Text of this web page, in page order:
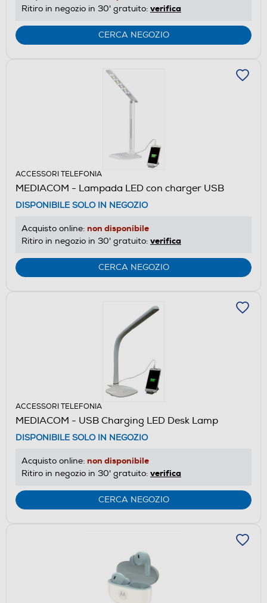
Ritiro in negozio in 30' gratuito: verifica
CERCA NEGOZIO
ACCESSORI TELEFONIA
MEDIACOM - Lampada LED con charger USB
DISPONIBILE SOLO IN NEGOZIO
Acquisto online: non disponibile
Ritiro in negozio in 30' gratuito: verifica
CERCA NEGOZIO
ACCESSORI TELEFONIA
MEDIACOM - USB Charging LED Desk Lamp
DISPONIBILE SOLO IN NEGOZIO
Acquisto online: non disponibile
Ritiro in negozio in 30' gratuito: verifica
CERCA NEGOZIO